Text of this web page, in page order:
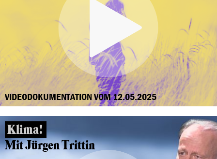
VIDEODOKUMENTATION VOM 12.05.2025
Klima!
Mit Jürgen Trittin